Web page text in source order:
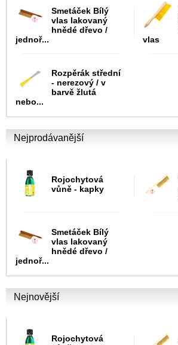
Smetáček Bílý
vlas lakovaný
hnědé dřevo /
jednoř...
vlas
Rozpěrák střední
- nerezový / v
barvě žlutá
nebo...
Nejprodávanější
Rojochytová
vůně - kapky
Smetáček Bílý
vlas lakovaný
hnědé dřevo /
jednoř...
Nejnovější
Rojochytová